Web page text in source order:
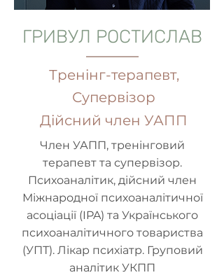
ГРИВУЛ РОСТИСЛАВ
Тренінг-терапевт,
Супервізор
Дійсний член УАПП
Член УАПП, тренінговий
терапевт та супервізор.
Психоаналітик, дійсний член
Міжнародної психоаналітичної
асоціації (IPA) та Українського
психоаналітичного товариства
(УПТ). Лікар психіатр. Груповий
аналітик УКПП